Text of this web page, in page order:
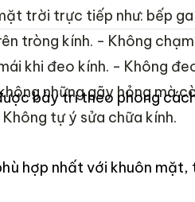
trời trực tiếp như: bếp
tròng kính. - Không
khi đeo kính. - Không
những gãy hỏng mà
tự ý sửa chữa kính.
bày trí theo phong
hợp nhất với khuôn